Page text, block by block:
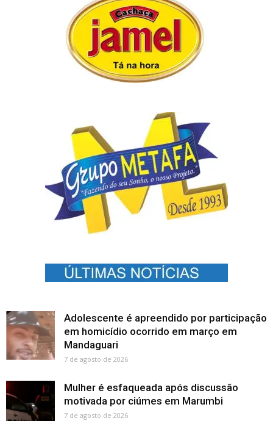
Adolescente é apreendido por participação
em homicídio ocorrido em março em
Mandaguari
7 de agosto de 2026
Mulher é esfaqueada após discussão
motivada por ciúmes em Marumbi
7 de agosto de 2026